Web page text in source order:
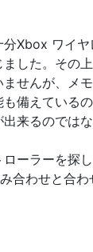
Xbox ワイヤ
した。その
せんが、メ
備えている
来るのではな
ーラーを探し
合わせと合わ